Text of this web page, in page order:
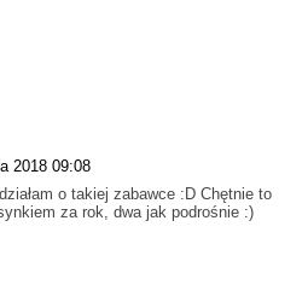
2018 09:08
o takiej zabawce :D Chętnie to
za rok, dwa jak podrośnie :)